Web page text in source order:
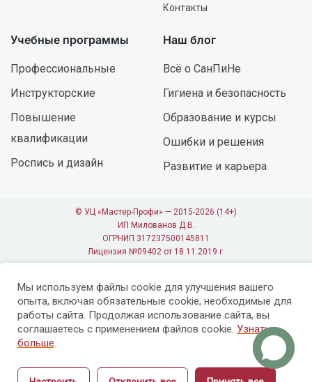
Контакты
Учебные программы
Профессиональные
Инструкторские
Повышение
квалификации
Роспись и дизайн
Наш блог
Всё о СанПиНе
Гигиена и безопасность
Образование и курсы
Ошибки и решения
Развитие и карьера
© УЦ «Мастер-Профи» — 2015-2026 (14+)
ИП Милованов Д.В.
ОГРНИП 317237500145811
Лицензия №09402 от 18.11.2019 г.
Мы используем файлы cookie для улучшения вашего
опыта, включая обязательные cookie, необходимые для
работы сайта. Продолжая использование сайта, вы
соглашаетесь с применением файлов cookie. Узнать
больше.